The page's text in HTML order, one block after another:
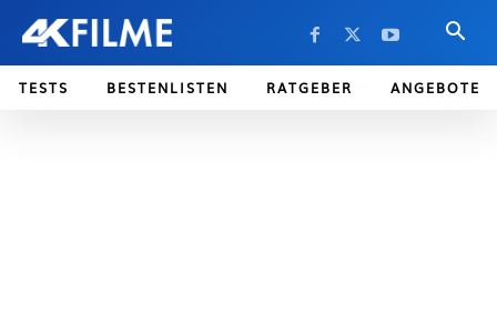
TESTS BESTENLISTEN RATGEBER ANGEBOTE